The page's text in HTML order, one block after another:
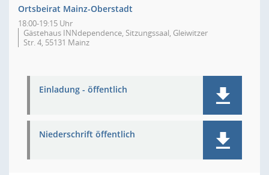
Ortsbeirat Mainz-Oberstadt
18:00-19:15 Uhr
Gästehaus INNdependence, Sitzungssaal, Gleiwitzer
Str. 4, 55131 Mainz
Einladung - öffentlich
Niederschrift öffentlich